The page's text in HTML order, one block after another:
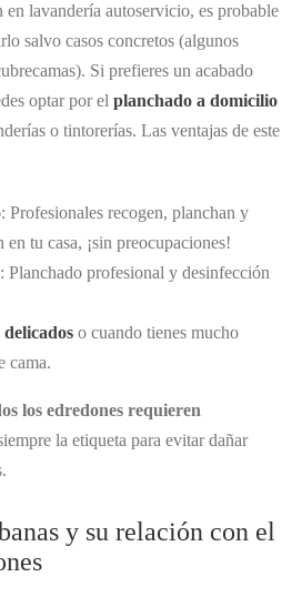
en lavandería autoservicio, es probable
salvo casos concretos (algunos
Si prefieres un acabado
optar por el planchado a domicilio
o tintorerías. Las ventajas de este
: Profesionales recogen, planchan y
en tu casa, ¡sin preocupaciones!
: Planchado profesional y desinfección
o cuando tienes mucho
cama.
los edredones requieren
la etiqueta para evitar dañar
y su relación con el